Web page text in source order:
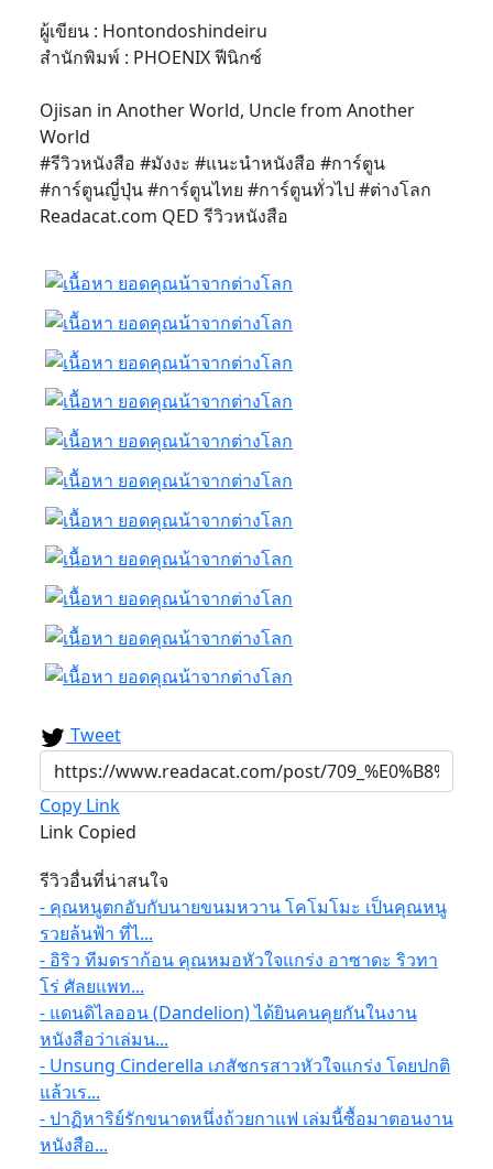
ผู้เขียน : Hontondoshindeiru
สำนักพิมพ์ : PHOENIX ฟีนิกซ์
Ojisan in Another World, Uncle from Another
World
#รีวิวหนังสือ #มังงะ #แนะนำหนังสือ #การ์ตูน
#การ์ตูนญี่ปุ่น #การ์ตูนไทย #การ์ตูนทั่วไป #ต่างโลก
Readacat.com QED รีวิวหนังสือ
Tweet
Copy Link
Link Copied
รีวิวอื่นที่น่าสนใจ
- คุณหนูตกอับกับนายขนมหวาน โคโมโมะ เป็นคุณหนู
รวยล้นฟ้า ที่ไ...
- อิริว ทีมดราก้อน คุณหมอหัวใจแกร่ง อาซาดะ ริวทา
โร่ ศัลยแพท...
- แดนดิไลออน (Dandelion) ได้ยินคนคุยกันในงาน
หนังสือว่าเล่มน...
- Unsung Cinderella เภสัชกรสาวหัวใจแกร่ง โดยปกติ
แล้วเร...
- ปาฏิหาริย์รักขนาดหนึ่งถ้วยกาแฟ เล่มนี้ซื้อมาตอนงาน
หนังสือ...